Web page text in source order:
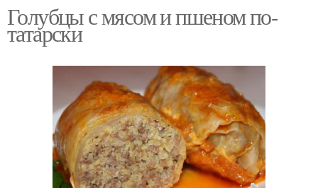
Голубцы с мясом и пшеном по-
татарски